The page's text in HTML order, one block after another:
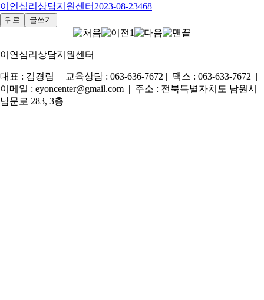
이연심리상담지원센터2023-08-23468
뒤로 글쓰기
1
이연심리상담지원센터
대표 : 김경림 | 교육상담 : 063-636-7672 | 팩스 : 063-633-7672 |
이메일 : eyoncenter@gmail.com | 주소 : 전북특별자치도 남원시
남문로 283, 3층